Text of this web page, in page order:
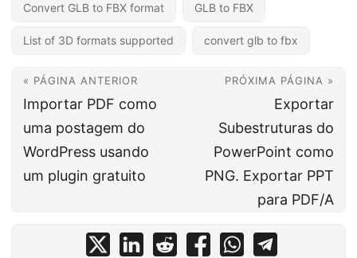
Convert GLB to FBX format GLB to FBX
List of 3D formats supported convert glb to fbx
« PÁGINA ANTERIOR
Importar PDF como
uma postagem do
WordPress usando
um plugin gratuito
PRÓXIMA PÁGINA »
Exportar
Subestruturas do
PowerPoint como
PNG. Exportar PPT
para PDF/A